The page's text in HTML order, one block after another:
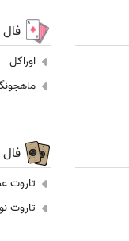
اوراکل
ماهجونگ 3
تاروت
تاروت